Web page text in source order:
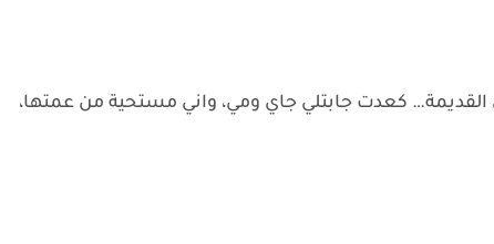
كعدت جابتلي جاي ومي، واني مستحية من عمتها،